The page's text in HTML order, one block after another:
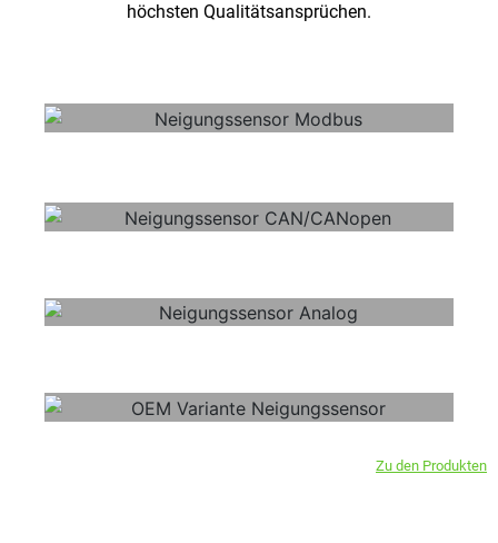
höchsten Qualitätsansprüchen.
Zu den Produkten